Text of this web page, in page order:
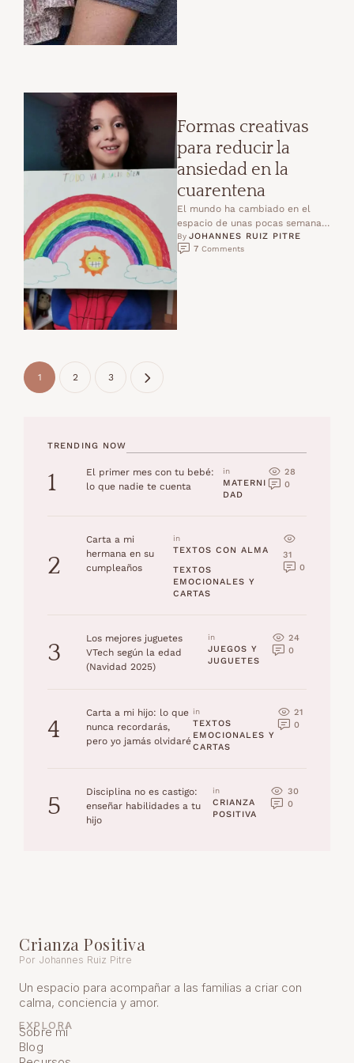
Formas creativas
para reducir la
ansiedad en la
cuarentena
El mundo ha cambiado en el
espacio de unas pocas semanas.
El brote de COVID-19 ha
causado un …
By JOHANNES RUIZ PITRE
7 Comments
1 2 3
TRENDING NOW
1
El primer mes con tu bebé:
lo que nadie te cuenta
in
MATERNI
DAD
28
0
2
Carta a mi
hermana en su
cumpleaños
in
TEXTOS CON ALMA
TEXTOS
EMOCIONALES Y
CARTAS
31
0
3
Los mejores juguetes
VTech según la edad
(Navidad 2025)
in
JUEGOS Y
JUGUETES
24
0
4
Carta a mi hijo: lo que
nunca recordarás,
pero yo jamás olvidaré
in
TEXTOS
EMOCIONALES Y
CARTAS
21
0
5
Disciplina no es castigo:
enseñar habilidades a tu
hijo
in
CRIANZA
POSITIVA
30
0
Crianza Positiva
Por Johannes Ruiz Pitre
Un espacio para acompañar a las familias a criar con
calma, conciencia y amor.
EXPLORA
Sobre mí
Blog